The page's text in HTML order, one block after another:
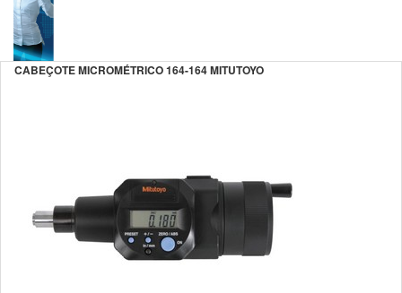
CABEÇOTE MICROMÉTRICO 164-164 MITUTOYO